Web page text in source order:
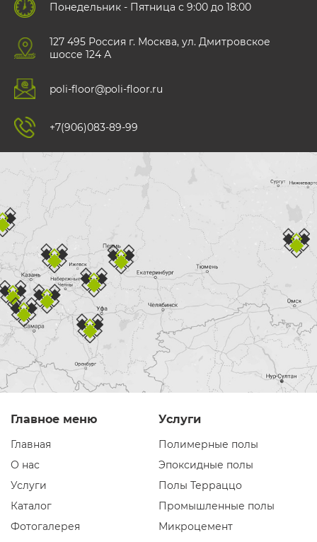
Понедельник - Пятница с 9:00 до 18:00
127 495 Роccия г. Москва, ул. Дмитровское
шоссе 124 А
poli-floor@poli-floor.ru
+7(906)083-89-99
Главное меню
Главная
О нас
Услуги
Каталог
Фотогалерея
Услуги
Полимерные полы
Эпоксидные полы
Полы Терраццо
Промышленные полы
Микроцемент